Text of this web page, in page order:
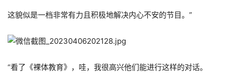
这貌似是一档非常有力且积极地解决内心不安的节目。”
“看了《裸体教育》，哇，我很高兴他们能进行这样的对话。